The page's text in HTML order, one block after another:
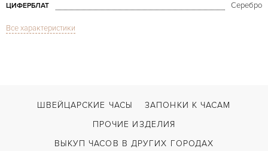
ЦИФЕРБЛАТ Серебро
СТЕКЛО
Все характеристики
ШВЕЙЦАРСКИЕ ЧАСЫ
ЗАПОНКИ К ЧАСАМ
ПРОЧИЕ ИЗДЕЛИЯ
ВЫКУП ЧАСОВ В ДРУГИХ ГОРОДАХ